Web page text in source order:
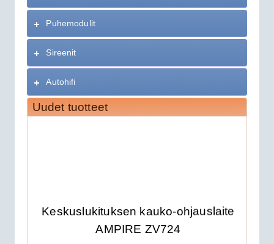
Puhemodulit
Sireenit
Autohifi
Uudet tuotteet
Keskuslukituksen kauko-ohjauslaite
AMPIRE ZV724